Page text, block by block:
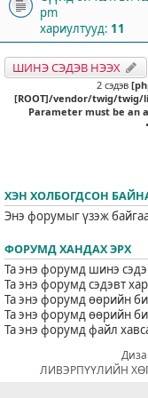
pm
хариултууд: 11
ШИНЭ СЭДЭВ НЭЭХ
2 сэдэв
[ROOT]/vendor/twig/twig/
Parameter must be an
•
ХЭН ХОЛБОГДСОН
Энэ форумыг үзэж
ФОРУМД ХАНДАХ ЭРХ
Та энэ форумд шинэ
Та энэ форумд сэдэвт
Та энэ форумд өөрийн
Та энэ форумд өөрийн
Та энэ форумд файл
ЛИВЭРПҮҮЛИЙН